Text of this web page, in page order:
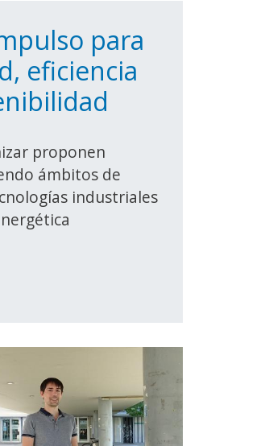
para
eficiencia
proponen
ámbitos de
industriales